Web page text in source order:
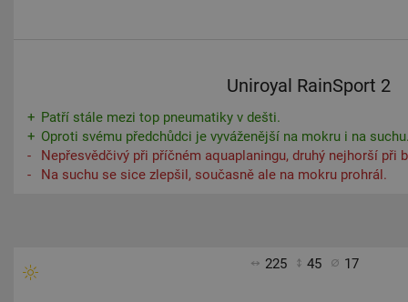
Uniroyal RainSport 2
Patří stále mezi top pneumatiky v dešti.
Oproti svému předchůdci je vyváženější na mokru i na suchu.
Nepřesvědčivý při příčném aquaplaningu, druhý nejhorší při
Na suchu se sice zlepšil, současně ale na mokru prohrál.
225 45 17